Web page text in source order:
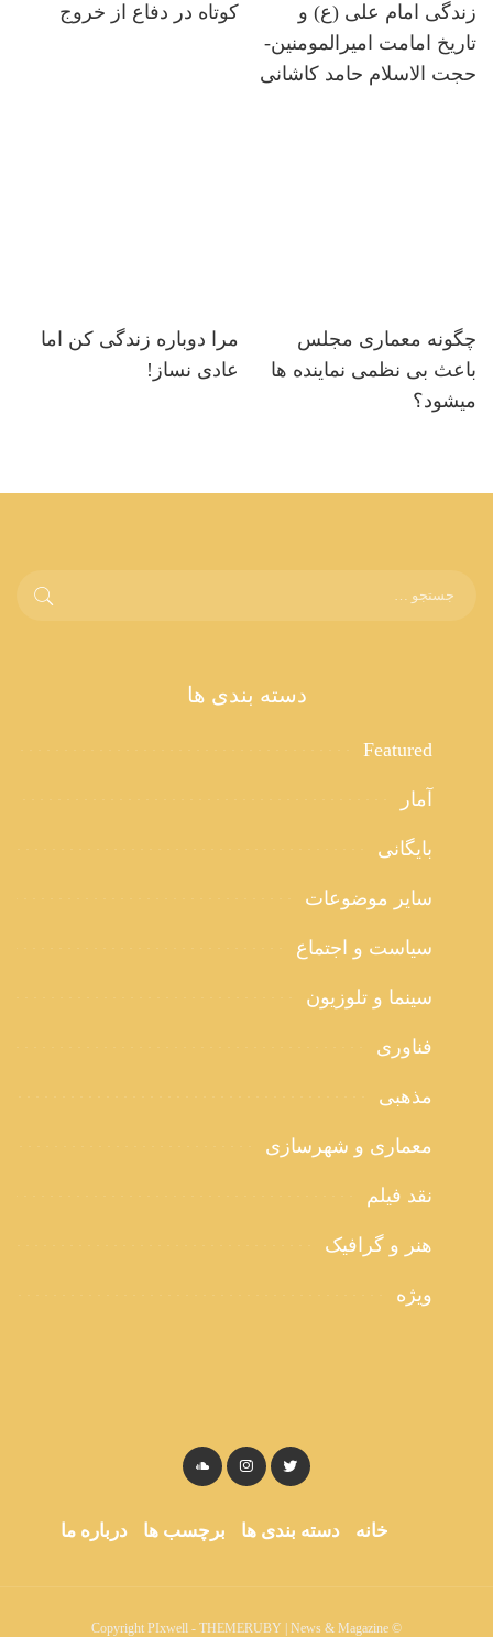
زندگی امام علی (ع) و
تاریخ امامت امیرالمومنین-
حجت الاسلام حامد کاشانی
کوتاه در دفاع از خروج
چگونه معماری مجلس
باعث بی نظمی نماینده ها
میشود؟
مرا دوباره زندگی کن اما
عادی نساز!
دسته بندی ها
Featured
آمار
بایگانی
سایر موضوعات
سیاست و اجتماع
سینما و تلوزیون
فناوری
مذهبی
معماری و شهرسازی
نقد فیلم
هنر و گرافیک
ویژه
خانه دسته بندی ها برچسب ها درباره ما
© Copyright PIxwell - THEMERUBY | News & Magazine